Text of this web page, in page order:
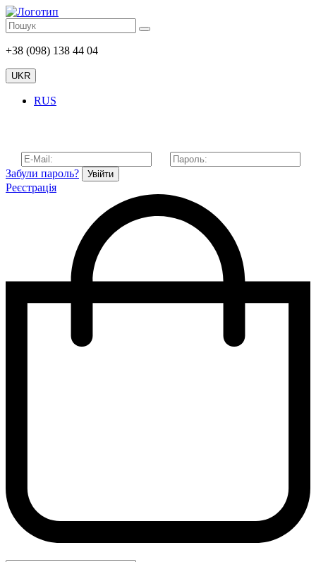
+38 (098) 138 44 04
UKR
RUS
Забули пароль? Увійти
Реєстрація